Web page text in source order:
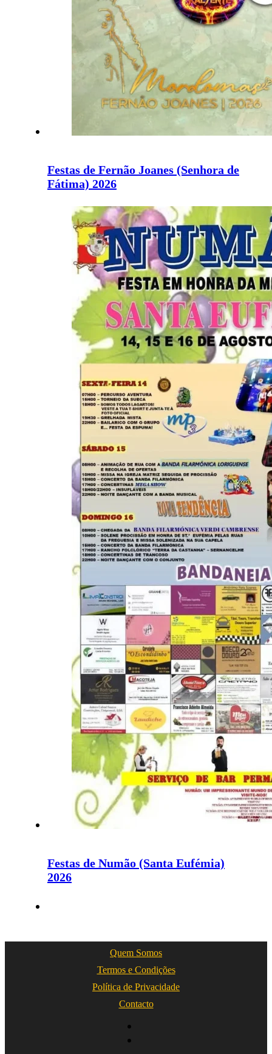
Festas de Fernão Joanes (Senhora de
Fátima) 2026
Festas de Numão (Santa Eufémia)
2026
Quem Somos
Termos e Condições
Política de Privacidade
Contacto